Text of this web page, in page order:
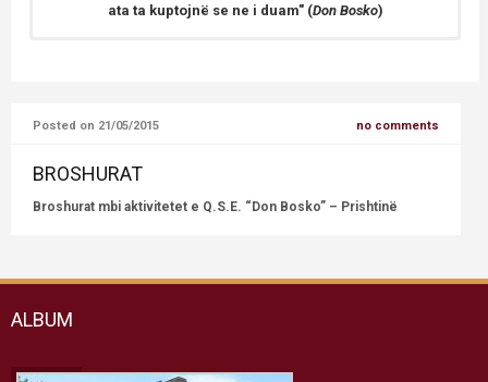
ata ta kuptojnë se ne i duam" (Don Bosko)
Posted on 21/05/2015 no comments
BROSHURAT
Broshurat mbi aktivitetet e Q.S.E. “Don Bosko” – Prishtinë
ALBUM